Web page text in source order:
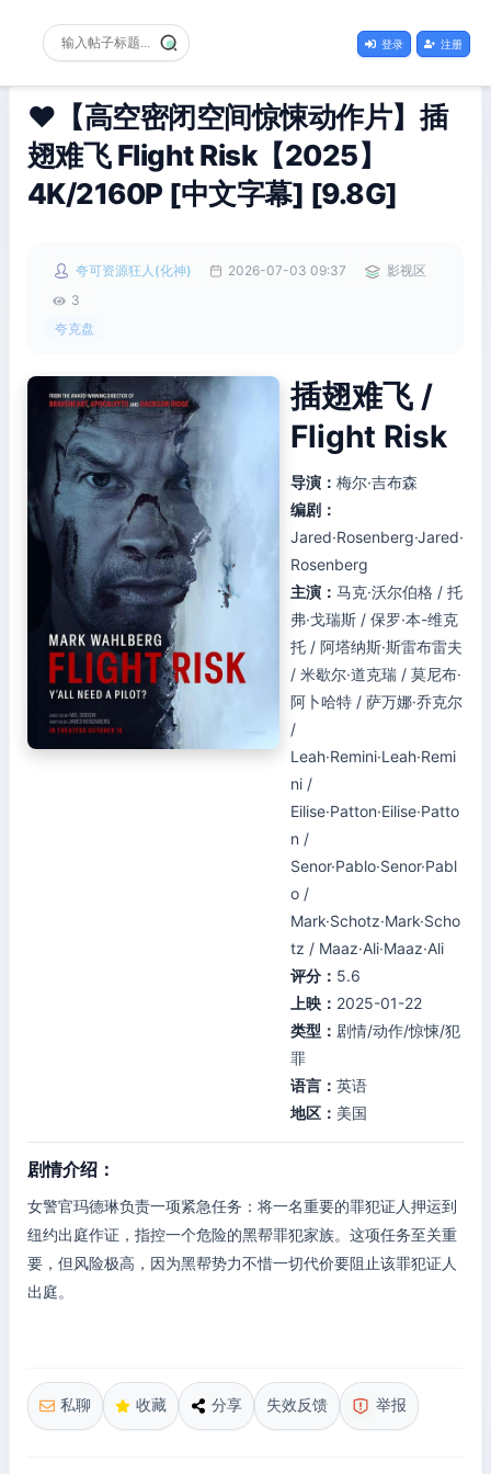
登录 注册
❤️【高空密闭空间惊悚动作片】插
翅难飞 Flight Risk【2025】
4K/2160P [中文字幕] [9.8G]
夸可资源狂人(化神) 2026-07-03 09:37
影视区
3
夸克盘
插翅难飞 /
Flight Risk
导演： 梅尔·吉布森
编剧：
Jared·Rosenberg·Jared·
Rosenberg
主演： 马克·沃尔伯格 / 托
弗·戈瑞斯 / 保罗·本-维克
托 / 阿塔纳斯·斯雷布雷夫
/ 米歇尔·道克瑞 / 莫尼布·
阿卜哈特 / 萨万娜·乔克尔
/
Leah·Remini·Leah·Remi
ni /
Eilise·Patton·Eilise·Patto
n /
Senor·Pablo·Senor·Pabl
o /
Mark·Schotz·Mark·Scho
tz / Maaz·Ali·Maaz·Ali
评分： 5.6
上映： 2025-01-22
类型： 剧情/动作/惊悚/犯
罪
语言： 英语
地区： 美国
剧情介绍：
女警官玛德琳负责一项紧急任务：将一名重要的罪犯证人押运到
纽约出庭作证，指控一个危险的黑帮罪犯家族。这项任务至关重
要，但风险极高，因为黑帮势力不惜一切代价要阻止该罪犯证人
出庭。
私聊 收藏 分享 失效反馈 举报